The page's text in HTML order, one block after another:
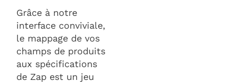
Grâce à notre
interface conviviale,
le mappage de vos
champs de produits
aux spécifications
de Zap est un jeu